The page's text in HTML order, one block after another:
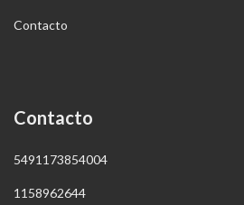
Contacto
Contacto
5491173854004
1158962644